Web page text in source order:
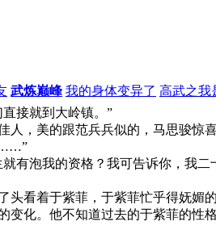
武炼巅峰 我的身体变异了 高武之我
接就到大岭镇。”
，美的跟范兵兵似的，马思骏惊
……”
有泡我的资格？我可告诉你，我
看着于紫菲，于紫菲忙乎得妩媚
变化。他不知道过去的于紫菲的性